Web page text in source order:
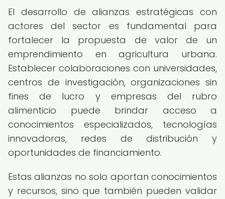
El desarrollo de alianzas estratégicas con
actores del sector es fundamental para
fortalecer la propuesta de valor de un
emprendimiento en agricultura urbana.
Establecer colaboraciones con universidades,
centros de investigación, organizaciones sin
fines de lucro y empresas del rubro
alimenticio puede brindar acceso a
conocimientos especializados, tecnologías
innovadoras, redes de distribución y
oportunidades de financiamiento.
Estas alianzas no solo aportan conocimientos
y recursos, sino que también pueden validar